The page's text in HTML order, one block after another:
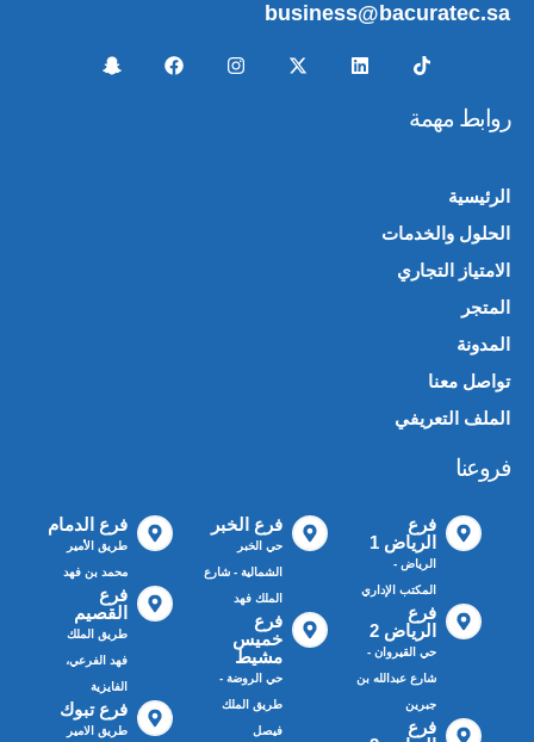
business@bacuratec.sa
روابط مهمة
الرئيسية
الحلول والخدمات
الامتياز التجاري
المتجر
المدونة
تواصل معنا
الملف التعريفي
فروعنا
فرع
الرياض 1
الرياض -
المكتب الإداري
فرع
الرياض 2
حي القيروان -
شارع عبدالله بن
جبرين
فرع
فرع الخبر
حي الخبر
الشمالية - شارع
الملك فهد
فرع
خميس
مشيط
حي الروضة -
طريق الملك
فيصل
فرع الدمام
طريق الأمير
محمد بن فهد
فرع
القصيم
طريق الملك
فهد الفرعي،
الفايزية
فرع تبوك
طريق الامير